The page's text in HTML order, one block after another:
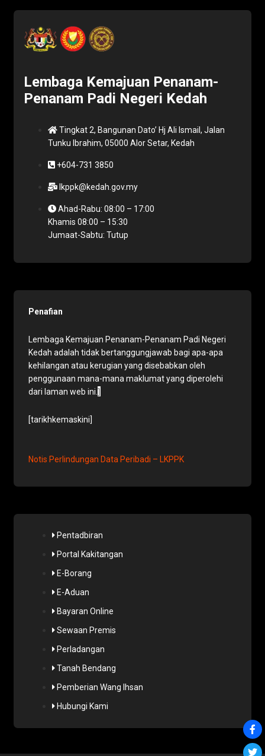
Lembaga Kemajuan Penanam-
Penanam Padi Negeri Kedah
Tingkat 2, Bangunan Dato’ Hj Ali Ismail, Jalan
Tunku Ibrahim, 05000 Alor Setar, Kedah
+604-731 3850
lkppk@kedah.gov.my
Ahad-Rabu: 08:00 – 17:00
Khamis 08:00 – 15:30
Jumaat-Sabtu: Tutup
Penafian
Lembaga Kemajuan Penanam-Penanam Padi Negeri
Kedah adalah tidak bertanggungjawab bagi apa-apa
kehilangan atau kerugian yang disebabkan oleh
penggunaan mana-mana maklumat yang diperolehi
dari laman web ini. ]
[tarikhkemaskini]
Notis Perlindungan Data Peribadi – LKPPK
Pentadbiran
Portal Kakitangan
E-Borang
E-Aduan
Bayaran Online
Sewaan Premis
Perladangan
Tanah Bendang
Pemberian Wang Ihsan
Hubungi Kami